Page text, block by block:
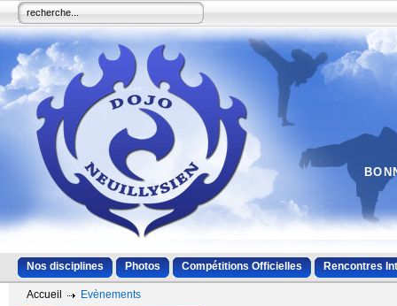
Nos disciplines Photos Compétitions Officielles Rencontres
Accueil Evènements